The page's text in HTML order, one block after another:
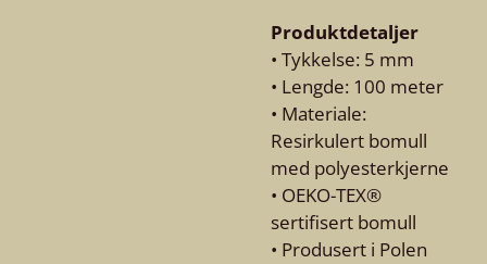
Produktdetaljer
• Tykkelse: 5 mm
• Lengde: 100 meter
• Materiale:
Resirkulert bomull
med polyesterkjerne
• OEKO-TEX®
sertifisert bomull
• Produsert i Polen